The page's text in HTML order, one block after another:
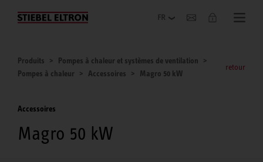
Entreprise
Produits
Pompes à chaleur et systèmes de ventilation
Pompes à chaleur
Accessoires Magro 50 kW
retour
Accessoires
Magro 50 kW